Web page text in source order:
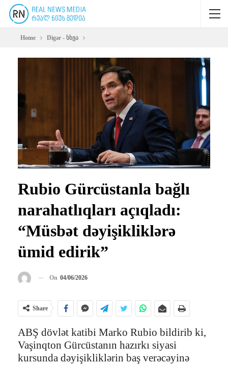
Home Digər - სხვა
Rubio Gürcüstanla bağlı
narahatlıqları açıqladı:
“Müsbət dəyişikliklərə
ümid edirik”
On 04/06/2026
Share
ABŞ dövlət katibi Marko Rubio bildirib ki,
Vaşinqton Gürcüstanın hazırkı siyasi
kursunda dəyişikliklərin baş verəcəyinə